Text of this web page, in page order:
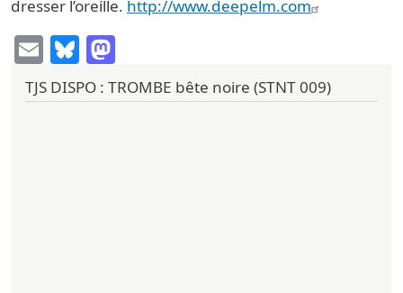
dresser l’oreille. http://www.deepelm.com
EmailBluesky
TJS DISPO : TROMBE bête noire (STNT 009)